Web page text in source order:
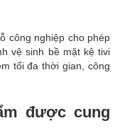
công nghiệp cho phép
vệ sinh bề mặt kệ tivi
tối đa thời gian, công
được cung